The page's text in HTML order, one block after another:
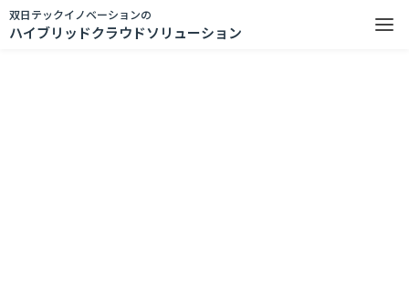
双日テックイノベーションの
ハイブリッドクラウドソリューション